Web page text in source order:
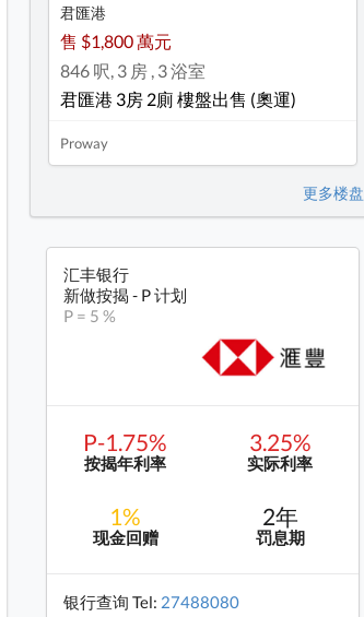
君匯港
售 $1,800 萬元
846 呎, 3 房 , 3 浴室
君匯港 3房 2廁 樓盤出售 (奧運)
Proway
更多楼盘
汇丰银行
新做按揭 - P 计划
P = 5 %
P-1.75%
按揭年利率
3.25%
实际利率
1%
现金回赠
2年
罚息期
银行查询 Tel: 27488080